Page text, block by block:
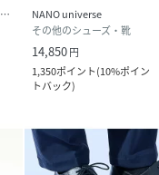
UNITED ARROWS LTD. OUTLET
NANO universe
その他のシューズ・靴
14,850円
1,350ポイント(10%ポイン
トバック)